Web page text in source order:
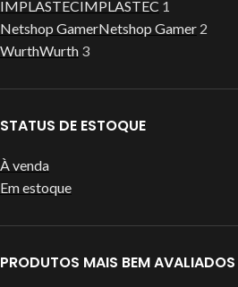
IMPLASTECIMPLASTEC 1
Netshop GamerNetshop Gamer 2
WurthWurth 3
STATUS DE ESTOQUE
À venda
Em estoque
PRODUTOS MAIS BEM AVALIADOS